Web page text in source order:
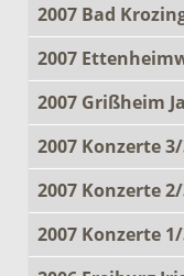
2007 Bad
2007
2007 Grißheim
2007 Konzerte
2007 Konzerte
2007 Konzerte